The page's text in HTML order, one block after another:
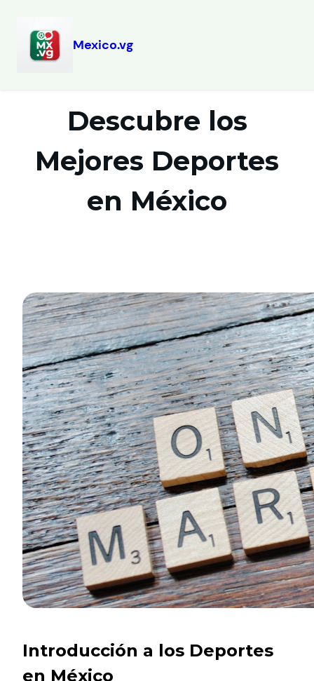
Mexico.vg
Descubre los
Mejores Deportes
en México
Introducción a los Deportes
en México